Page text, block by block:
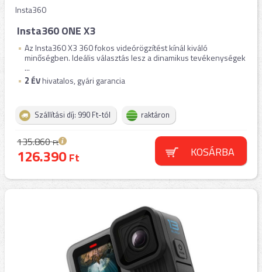
Insta360
Insta360 ONE X3
Az Insta360 X3 360 fokos videórögzítést kínál kiváló
minőségben. Ideális választás lesz a dinamikus tevékenységek
...
2 ÉVhivatalos, gyári garancia
Szállítási díj: 990 Ft-tól raktáron
135.860Ft
126.390Ft KOSÁRBA